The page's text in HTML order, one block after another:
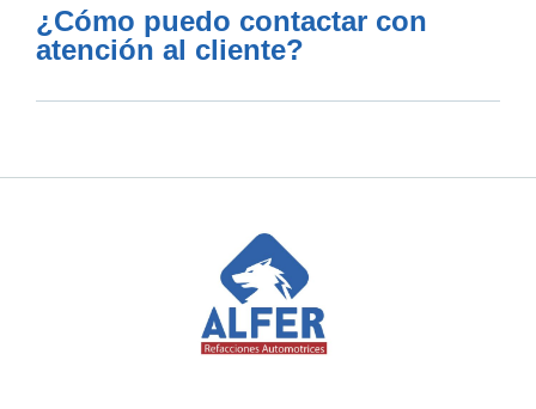
¿Cómo puedo contactar con
atención al cliente?